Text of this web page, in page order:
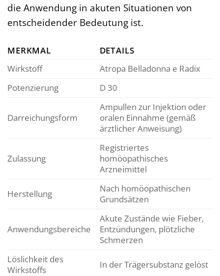
die Anwendung in akuten Situationen von
entscheidender Bedeutung ist.
MERKMAL
DETAILS
Wirkstoff
Atropa Belladonna e Radix
Potenzierung
D 30
Darreichungsform
Ampullen zur Injektion oder
oralen Einnahme (gemäß
ärztlicher Anweisung)
Zulassung
Registriertes
homöopathisches
Arzneimittel
Herstellung
Nach homöopathischen
Grundsätzen
Anwendungsbereiche
Akute Zustände wie Fieber,
Entzündungen, plötzliche
Schmerzen
Löslichkeit des
Wirkstoffs
In der Trägersubstanz gelöst